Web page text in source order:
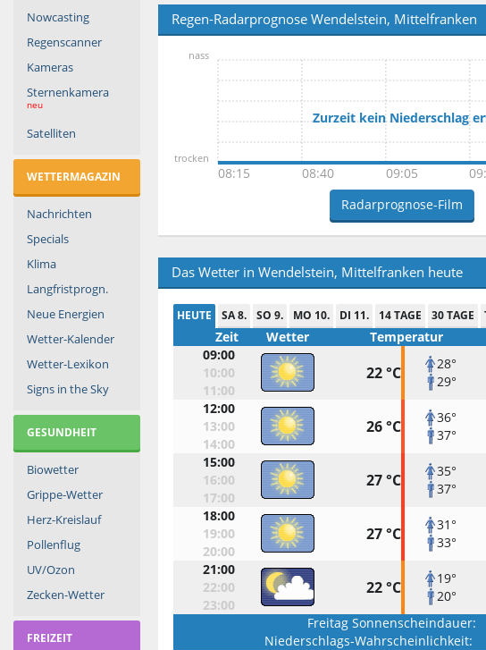
Nowcasting
Regenscanner
Kameras
Sternenkamera
neu
Satelliten
WETTERMAGAZIN
Nachrichten
Specials
Klima
Langfristprogn.
Neue Energien
Wetter-Kalender
Wetter-Lexikon
Signs in the Sky
GESUNDHEIT
Biowetter
Grippe-Wetter
Herz-Kreislauf
Pollenflug
UV/Ozon
Zecken-Wetter
FREIZEIT
Regen-Radarprognose Wendelstein, Mittelfranken
Zurzeit kein Niederschlag
08:15 08:40 09:05
trocken
nass
Radarprognose-Film
Das Wetter in Wendelstein, Mittelfranken heute
HEUTE SA 8. SO 9. MO 10. DI 11. 14 TAGE 30 TAGE
Zeit Wetter Temperatur
09:00
10:00
11:00
22 °C
28°
29°
12:00
13:00
14:00
26 °C
36°
37°
15:00
16:00
17:00
27 °C
35°
37°
18:00
19:00
20:00
27 °C
31°
33°
21:00
22:00
23:00
22 °C
19°
20°
Freitag Sonnenscheindauer:
Niederschlags-Wahrscheinlichkeit: